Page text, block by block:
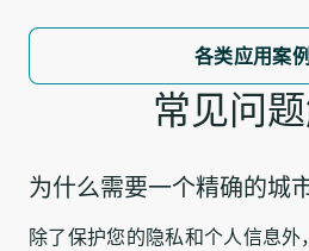
各类应用案例
常见问
为什么需要一个精确的城
除了保护您的隐私和个人信息外